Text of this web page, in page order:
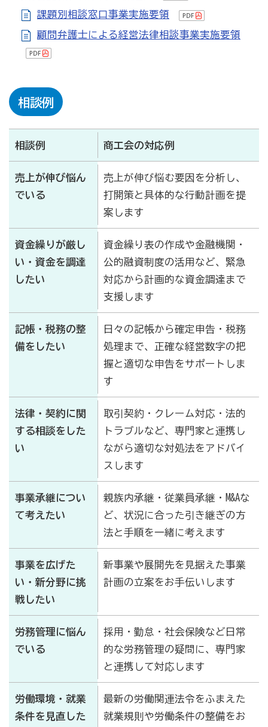
課題別相談窓口事業実施要領
顧問弁護士による経営法律相談事業実施要領
相談例
相談例 商工会の対応例
売上が伸び悩ん
でいる
売上が伸び悩む要因を分析し、
打開策と具体的な行動計画を提
案します
資金繰りが厳し
い・資金を調達
したい
資金繰り表の作成や金融機関・
公的融資制度の活用など、緊急
対応から計画的な資金調達まで
支援します
記帳・税務の整
備をしたい
日々の記帳から確定申告・税務
処理まで、正確な経営数字の把
握と適切な申告をサポートしま
す
法律・契約に関
する相談をした
い
取引契約・クレーム対応・法的
トラブルなど、専門家と連携し
ながら適切な対処法をアドバイ
スします
事業承継につい
て考えたい
親族内承継・従業員承継・M&Aな
ど、状況に合った引き継ぎの方
法と手順を一緒に考えます
事業を広げた
い・新分野に挑
戦したい
新事業や展開先を見据えた事業
計画の立案をお手伝いします
労務管理に悩ん
でいる
採用・勤怠・社会保険など日常
的な労務管理の疑問に、専門家
と連携して対応します
労働環境・就業
条件を見直した
最新の労働関連法令をふまえた
就業規則や労働条件の整備をお
セミナー・講習会情報
いしかわ商工会のインボイス広報
採用情報
石川県商工会青年部連合会とは
石川県商工会女性部連合会とは